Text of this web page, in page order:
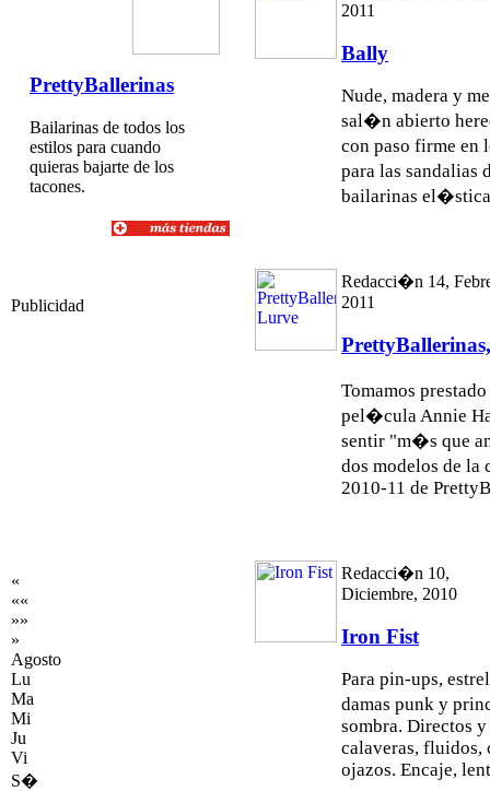
PrettyBallerinas
Bailarinas de todos los
estilos para cuando
quieras bajarte de los
tacones.
Publicidad
«
««
»»
»
Agosto
Lu
Ma
Mi
Ju
Vi
S�
2011
Bally
Nude, madera y
sal�n abierto
con paso firme
para las
bailarinas
Redacci�n 14,
2011
Tomamos
pel�cula Annie
sentir "m�s que
dos modelos de
2010-11 de
Redacci�n 10,
Diciembre, 2010
Iron Fist
Para pin-ups,
damas punk y
sombra. Directos
calaveras, fluidos,
ojazos. Encaje,